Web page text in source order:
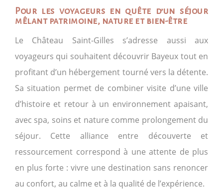
Pour les voyageurs en quête d’un séjour
mêlant patrimoine, nature et bien-être
Le Château Saint-Gilles s’adresse aussi aux
voyageurs qui souhaitent découvrir Bayeux tout en
profitant d’un hébergement tourné vers la détente.
Sa situation permet de combiner visite d’une ville
d’histoire et retour à un environnement apaisant,
avec spa, soins et nature comme prolongement du
séjour. Cette alliance entre découverte et
ressourcement correspond à une attente de plus
en plus forte : vivre une destination sans renoncer
au confort, au calme et à la qualité de l’expérience.